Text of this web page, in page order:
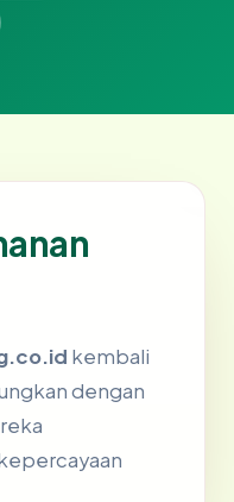
kembali
dengan